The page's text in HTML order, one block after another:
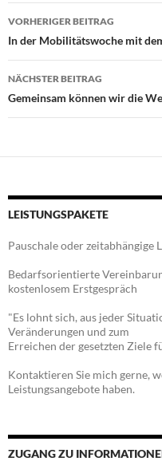
VORHERIGER BEITRAG
In der Mobilitätswoche mit
NÄCHSTER BEITRAG
Gemeinsam können wir die
LEISTUNGSPAKETE
Pauschale oder zeitabhängige
Bedarfsorientierte
kostenlosem Erstgespräch
"Es lohnt sich, aus jeder
Veränderungen und zum
Erreichen der gesetzten Ziele
Kontaktieren Sie mich gerne,
Leistungsangebote haben.
ZUGANG ZU